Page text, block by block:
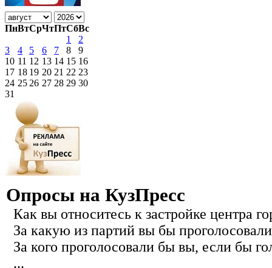
ПнВтСрЧтПтСбВс
1
2
3
4 5 6 7 8
9
10 11 12 13 14 15 16
17 18 19 20 21 22 23
24 25 26 27 28 29 30
31
Опросы на КузПресс
Как вы относитесь к застройке центра
За какую из партий вы бы
За кого проголосовали бы вы, если бы
...